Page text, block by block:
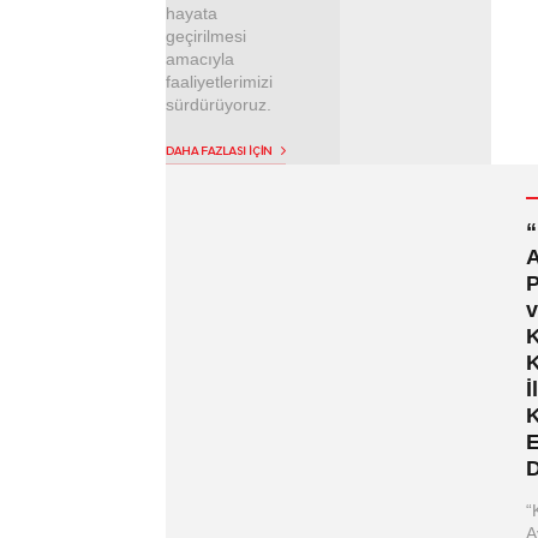
hayata
geçirilmesi
amacıyla
faaliyetlerimizi
sürdürüyoruz.